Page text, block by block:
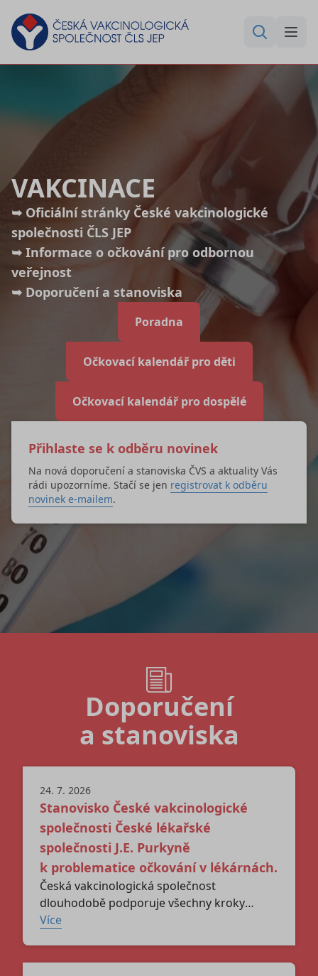
VAKCINACE
➥ Oficiální stránky České vakcinologické
společnosti ČLS JEP
➥ Informace o očkování pro odbornou
veřejnost
➥ Doporučení a stanoviska
Poradna
Očkovací kalendář pro děti
Očkovací kalendář pro dospělé
Přihlaste se k odběru novinek
Na nová doporučení a stanoviska ČVS a aktuality Vás
rádi upozorníme. Stačí se jen registrovat k odběru
novinek e-mailem.
Doporučení
a stanoviska
24. 7. 2026
Stanovisko České vakcinologické
společnosti České lékařské
společnosti J.E. Purkyně
k problematice očkování v lékárnách.
Česká vakcinologická společnost
dlouhodobě podporuje všechny kroky
vedoucí ke zvýšení proočkovanosti, zejména
Více